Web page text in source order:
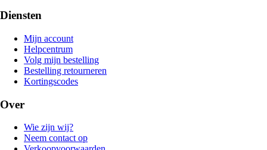
Diensten
Mijn account
Helpcentrum
Volg mijn bestelling
Bestelling retourneren
Kortingscodes
Over
Wie zijn wij?
Neem contact op